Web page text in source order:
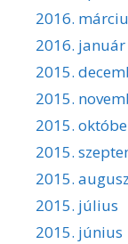
2016.
2016. január
2015.
2015.
2015.
2015.
2015.
2015. július
2015. június